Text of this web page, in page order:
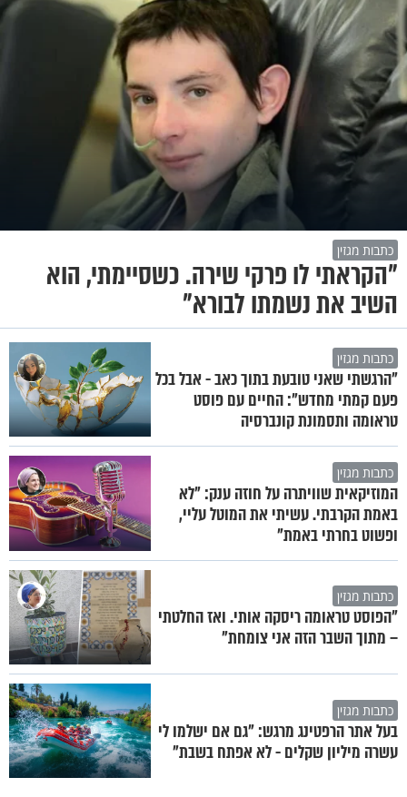
כתבות מגזין
"הקראתי לו פרקי שירה. כשסיימתי, הוא
השיב את נשמתו לבורא"
כתבות מגזין
"הרגשתי שאני טובעת בתוך כאב - אבל בכל
פעם קמתי מחדש": החיים עם פוסט
טראומה ותסמונת קונברסיה
כתבות מגזין
המוזיקאית שוויתרה על חוזה ענק: "לא
באמת הקרבתי. עשיתי את המוטל עליי,
ופשוט בחרתי באמת"
כתבות מגזין
"הפוסט טראומה ריסקה אותי. ואז החלטתי
– מתוך השבר הזה אני צומחת"
כתבות מגזין
בעל אתר הרפטינג מרגש: "גם אם ישלמו לי
עשרה מיליון שקלים - לא אפתח בשבת"